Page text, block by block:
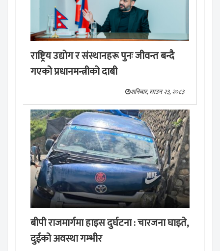
राष्ट्रिय उद्योग र संस्थानहरू पुनः जीवन्त बन्दै
गएको प्रधानमन्त्रीको दाबी
शनिबार, साउन २३, २०८३
बीपी राजमार्गमा हाइस दुर्घटना : चारजना घाइते,
दुईको अवस्था गम्भीर